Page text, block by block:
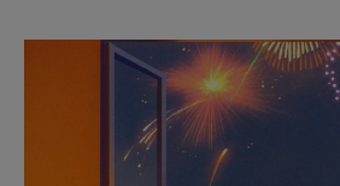
ANZUHALTEN